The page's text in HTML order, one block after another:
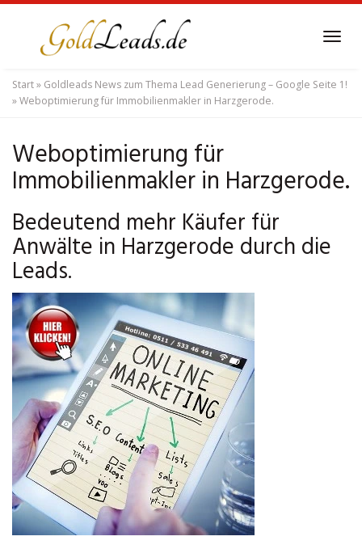
content
Start» Goldleads News zum Thema Lead Generierung – Google Seite 1!
»Weboptimierung für Immobilienmakler in Harzgerode.
Weboptimierung für
Immobilienmakler in Harzgerode.
Bedeutend mehr Käufer für
Anwälte in Harzgerode durch die
Leads.